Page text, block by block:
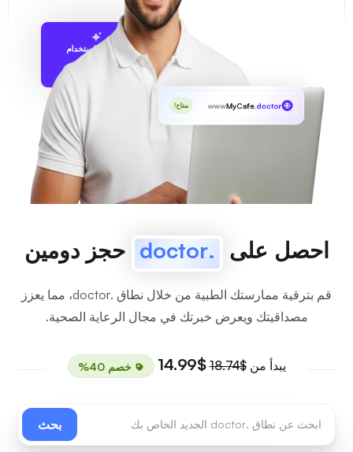
الاقتراح باستخدام
wwwMyCafe.doctor متاح!
احصل على .doctor حجز دومين
قم بترقية ممارستك الطبية من خلال نطاق .doctor، مما يعزز
مصداقيتك ويعرض خبرتك في مجال الرعاية الصحية.
يبدأ من$18.74
$14.99 خصم 40%
بحث